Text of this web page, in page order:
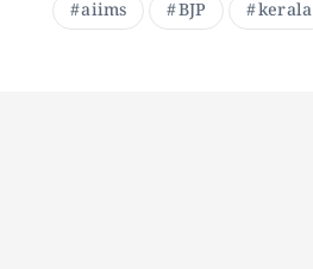
aiims BJP kerala